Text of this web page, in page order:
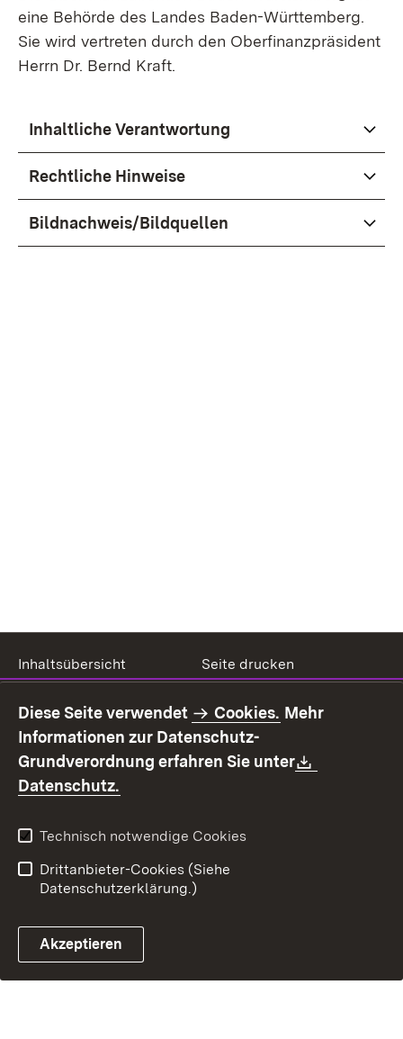
eine Behörde des Landes Baden-Württemberg.
Sie wird vertreten durch den Oberfinanzpräsident
Herrn Dr. Bernd Kraft.
Inhaltliche Verantwortung
Rechtliche Hinweise
Bildnachweis/Bildquellen
Inhaltsübersicht
Seite drucken
Benutzungshinweise
Erklärung zur
Barrierefreiheit
Kontakt
Fehlerhaften Link melden
Diese Seite verwendet Cookies. Mehr
Informationen zur Datenschutz-
Grundverordnung erfahren Sie unter
Datenschutz.
Technisch notwendige Cookies
Drittanbieter-Cookies (Siehe
Datenschutzerklärung.)
Akzeptieren